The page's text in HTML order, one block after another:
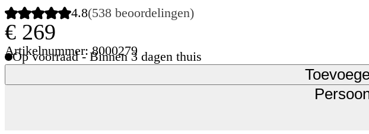
4.8(538 beoordelingen)
€ 269
Artikelnummer: 8000279
Op voorraad - Binnen 3 dagen thuis